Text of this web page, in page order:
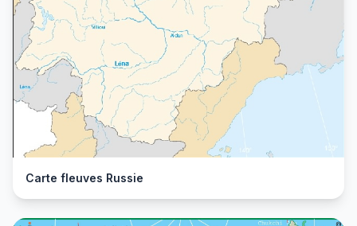
Carte fleuves Russie